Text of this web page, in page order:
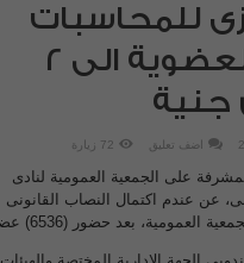
للمحاسبات
ورفع العضوية الى 2
جنية
اضف تعليق 72 زيارة
على الجمعية العمومية لنادى
عن عندم اكتمال النصاب القانونى
العمومية، بعد حضور (6536) عضوا.